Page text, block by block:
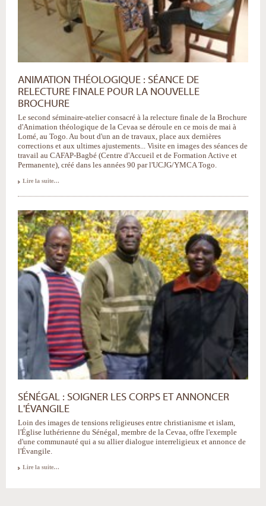
ANIMATION THÉOLOGIQUE : SÉANCE DE
RELECTURE FINALE POUR LA NOUVELLE
BROCHURE
Le second séminaire-atelier consacré à la relecture finale de la Brochure
d'Animation théologique de la Cevaa se déroule en ce mois de mai à
Lomé, au Togo. Au bout d'un an de travaux, place aux dernières
corrections et aux ultimes ajustements... Visite en images des séances de
travail au CAFAP-Bagbé (Centre d'Accueil et de Formation Active et
Permanente), créé dans les années 90 par l'UCJG/YMCA Togo.
Lire la suite…
SÉNÉGAL : SOIGNER LES CORPS ET ANNONCER
L'ÉVANGILE
Loin des images de tensions religieuses entre christianisme et islam,
l'Église luthérienne du Sénégal, membre de la Cevaa, offre l'exemple
d'une communauté qui a su allier dialogue interreligieux et annonce de
l'Évangile.
Lire la suite…